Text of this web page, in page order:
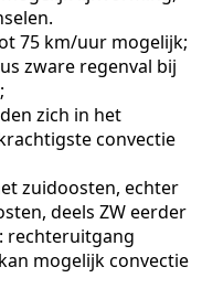
75 km/uur mogelijk;
zware regenval bij
zich in het
convectie
zuidoosten, echter
deels ZW eerder
rechteruitgang
mogelijk convectie